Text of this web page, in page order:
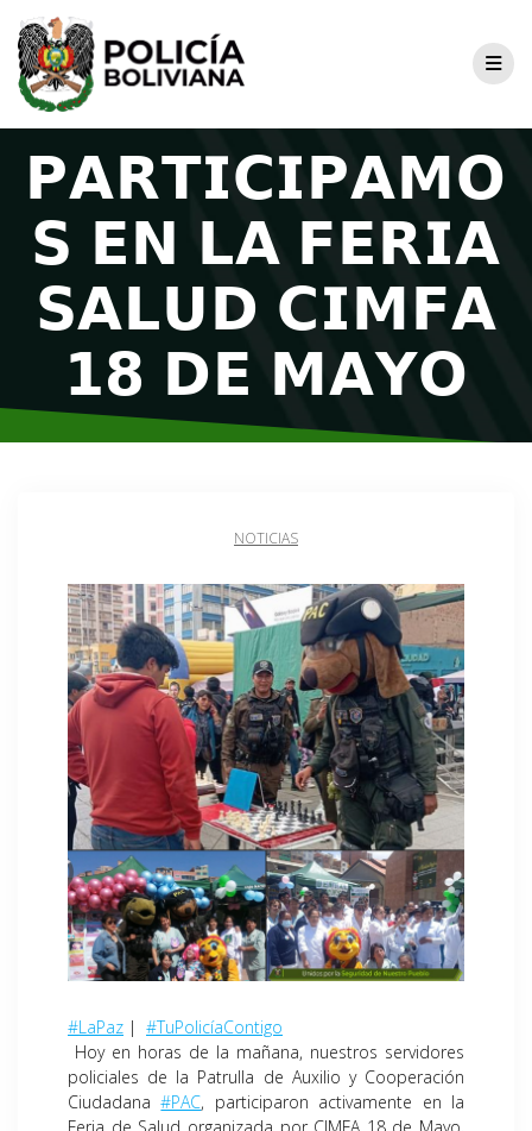
𝗣𝗔𝗥𝗧𝗜𝗖𝗜𝗣𝗔𝗠𝗢
𝗦 𝗘𝗡 𝗟𝗔 𝗙𝗘𝗥𝗜𝗔
𝗦𝗔𝗟𝗨𝗗 𝗖𝗜𝗠𝗙𝗔
𝟭𝟴 𝗗𝗘 𝗠𝗔𝗬𝗢
NOTICIAS
#LaPaz | #TuPolicíaContigo
Hoy en horas de la mañana, nuestros servidores
policiales de la Patrulla de Auxilio y Cooperación
Ciudadana#PAC, participaron activamente en la